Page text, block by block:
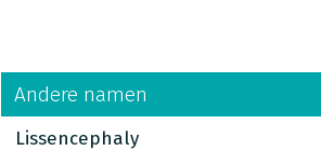
Andere namen
Lissencephaly